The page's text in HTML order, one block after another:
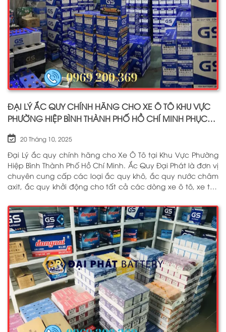
ĐẠI LÝ ẮC QUY CHÍNH HÃNG CHO XE Ô TÔ KHU VỰC
PHƯỜNG HIỆP BÌNH THÀNH PHỐ HỒ CHÍ MINH PHỤC
20 Tháng 10, 2025
Đại Lý ắc quy chính hãng cho Xe Ô Tô tại Khu Vực Phường
Hiệp Bình Thành Phố Hồ Chí Minh. Ắc Quy Đại Phát là đơn vị
chuyên cung cấp các loại ắc quy khô, ắc quy nước châm
axit, ắc quy khởi động cho tất cả các dòng xe ô tô, xe tải,
thương hiệu như: GS, ĐỒNG NAI, VARTA, DELKOR, SOLITE,
ENIMAC, BOSCH, ROCKET. Tell: 0969 200 369